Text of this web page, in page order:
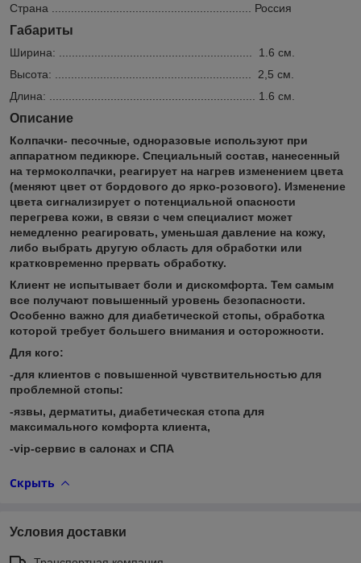
Страна .............................................................. Россия
Габариты
Ширина: ............................................................ 1.6 см.
Высота: ............................................................. 2,5 см.
Длина: ................................................................ 1.6 см.
Описание
Колпачки- песочные, одноразовые используют при
аппаратном педикюре. Специальный состав, нанесенный
на термоколпачки, реагирует на нагрев изменением цвета
(меняют цвет от бордового до ярко-розового). Изменение
цвета сигнализирует о потенциальной опасности
перегрева кожи, в связи с чем специалист может
немедленно реагировать, уменьшая давление на кожу,
либо выбрать другую область для обработки или
кратковременно прервать обработку.
Клиент не испытывает боли и дискомфорта. Тем самым
все получают повышенный уровень безопасности.
Особенно важно для диабетической стопы, обработка
которой требует большего внимания и осторожности.
Для кого:
-для клиентов с повышенной чувствительностью для
проблемной стопы:
-язвы, дерматиты, диабетическая стопа для
максимального комфорта клиента,
-vip-сервис в салонах и СПА
Скрыть
Условия доставки